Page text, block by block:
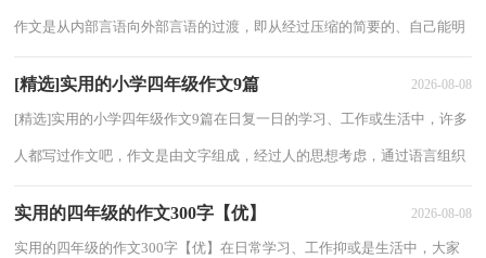
作文是从内部言语向外部言语的过渡，即从经过压缩的简要的、自己能明
[精选]实用的小学四年级作文9篇 2026-08-08
[精选]实用的小学四年级作文9篇在日复一日的学习、工作或生活中，许多
人都写过作文吧，作文是由文字组成，经过人的思想考虑，通过语言组织
实用的四年级的作文300字【优】 2026-08-08
实用的四年级的作文300字【优】在日常学习、工作抑或是生活中，大家